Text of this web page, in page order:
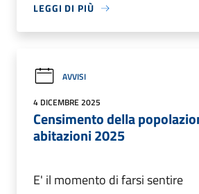
LEGGI DI PIÙ
AVVISI
4 DICEMBRE 2025
Censimento della
abitazioni 2025
E' il momento di farsi sentire